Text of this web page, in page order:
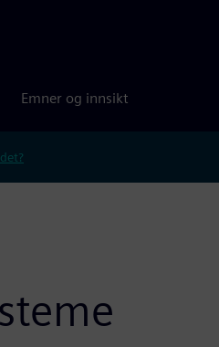
Emner og innsikt